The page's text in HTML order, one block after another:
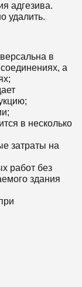
адгезива.
удалить.
в
а
в несколько
затраты на
работ без
здания